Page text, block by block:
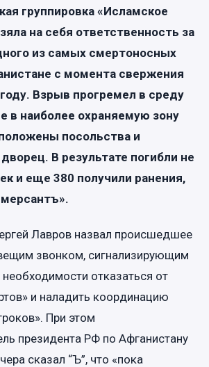
группировка «Исламское
на себя ответственность за
из самых смертоносных
с момента свержения
Взрыв прогремел в среду
в наиболее охраняемую зону
посольства и
В результате погибли не
и еще 380 получили ранения,
Лавров назвал происшедшее
звонком, сигнализирующим
необходимости отказаться от
и наладить координацию
При этом
президента РФ по Афганистану
сказал “Ъ”, что «пока